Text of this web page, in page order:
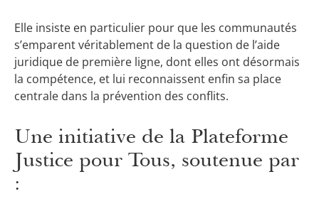
Elle insiste en particulier pour que les communautés
s’emparent véritablement de la question de l’aide
juridique de première ligne, dont elles ont désormais
la compétence, et lui reconnaissent enfin sa place
centrale dans la prévention des conflits.
Une initiative de la Plateforme
Justice pour Tous, soutenue par
: